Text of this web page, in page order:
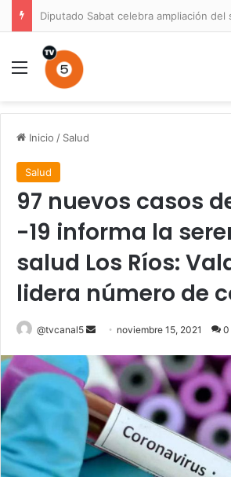
Menú
Inicio / Salud
Salud
97 nuevos casos
-19 informa la
salud Los Ríos:
lidera número de
@tvcanal5
Send
email
noviembre 15, 2021 0